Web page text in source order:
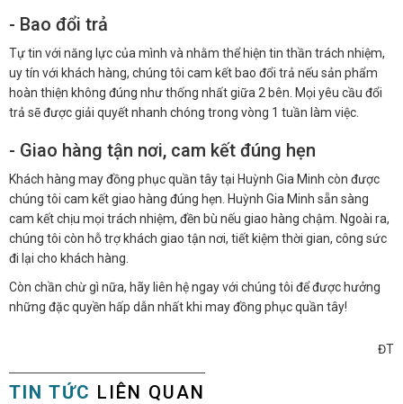
- Bao đổi trả
Tự tin với năng lực của mình và nhằm thể hiện tin thần trách nhiệm,
uy tín với khách hàng, chúng tôi cam kết bao đổi trả nếu sản phẩm
hoàn thiện không đúng như thống nhất giữa 2 bên. Mọi yêu cầu đổi
trả sẽ được giải quyết nhanh chóng trong vòng 1 tuần làm việc.
- Giao hàng tận nơi, cam kết đúng hẹn
Khách hàng may đồng phục quần tây tại Huỳnh Gia Minh còn được
chúng tôi cam kết giao hàng đúng hẹn. Huỳnh Gia Minh sẵn sàng
cam kết chịu mọi trách nhiệm, đền bù nếu giao hàng chậm. Ngoài ra,
chúng tôi còn hỗ trợ khách giao tận nơi, tiết kiệm thời gian, công sức
đi lại cho khách hàng.
Còn chần chừ gì nữa, hãy liên hệ ngay với chúng tôi để được hưởng
những đặc quyền hấp dẫn nhất khi may đồng phục quần tây!
ĐT
TIN TỨC LIÊN QUAN